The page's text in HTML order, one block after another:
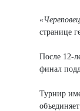
странице
После 12-
финал
Турнир